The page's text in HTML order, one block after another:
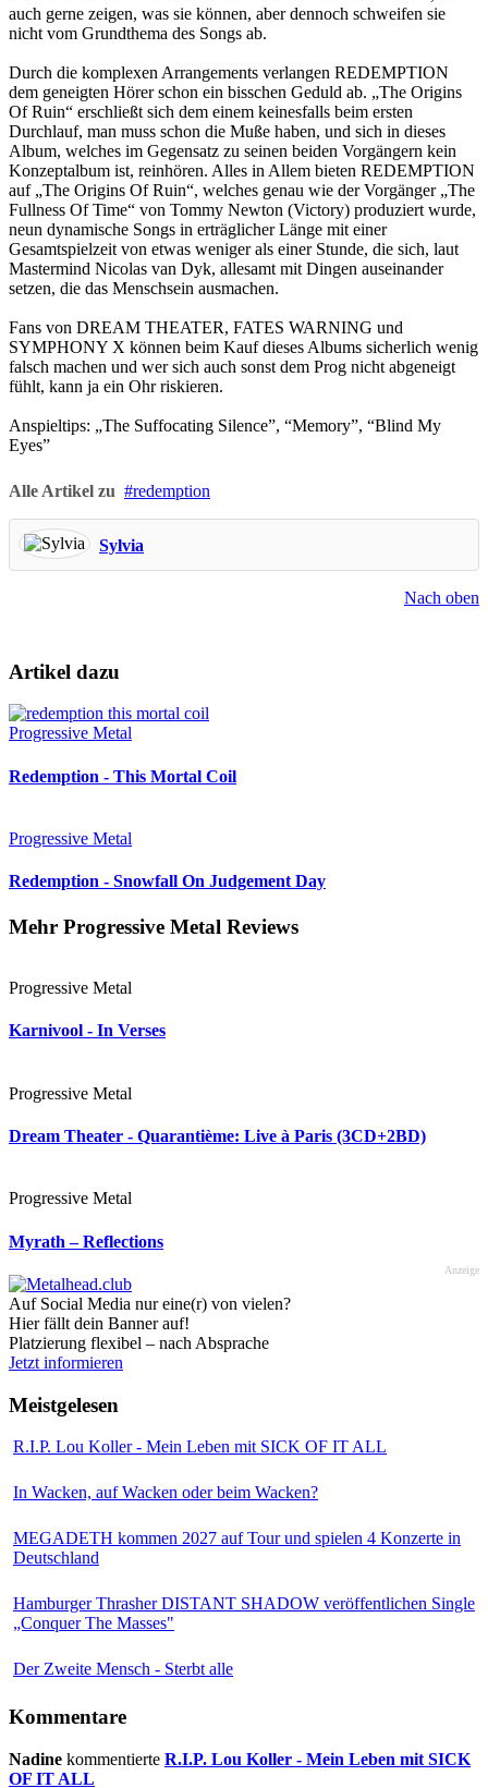
auch gerne zeigen, was sie können, aber dennoch schweifen sie
nicht vom Grundthema des Songs ab.
Durch die komplexen Arrangements verlangen REDEMPTION
dem geneigten Hörer schon ein bisschen Geduld ab. „The Origins
Of Ruin“ erschließt sich dem einem keinesfalls beim ersten
Durchlauf, man muss schon die Muße haben, und sich in dieses
Album, welches im Gegensatz zu seinen beiden Vorgängern kein
Konzeptalbum ist, reinhören. Alles in Allem bieten REDEMPTION
auf „The Origins Of Ruin“, welches genau wie der Vorgänger „The
Fullness Of Time“ von Tommy Newton (Victory) produziert wurde,
neun dynamische Songs in erträglicher Länge mit einer
Gesamtspielzeit von etwas weniger als einer Stunde, die sich, laut
Mastermind Nicolas van Dyk, allesamt mit Dingen auseinander
setzen, die das Menschsein ausmachen.
Fans von DREAM THEATER, FATES WARNING und
SYMPHONY X können beim Kauf dieses Albums sicherlich wenig
falsch machen und wer sich auch sonst dem Prog nicht abgeneigt
fühlt, kann ja ein Ohr riskieren.
Anspieltips: „The Suffocating Silence”, “Memory”, “Blind My
Eyes”
Alle Artikel zu redemption
Sylvia
Nach oben
Artikel dazu
Progressive Metal
Redemption - This Mortal Coil
Progressive Metal
Redemption - Snowfall On Judgement Day
Mehr Progressive Metal Reviews
Progressive Metal
Karnivool - In Verses
Progressive Metal
Dream Theater - Quarantième: Live à Paris (3CD+2BD)
Progressive Metal
Myrath – Reflections
Anzeige
Auf Social Media nur eine(r) von vielen?
Hier fällt dein Banner auf!
Platzierung flexibel – nach Absprache
Jetzt informieren
Meistgelesen
R.I.P. Lou Koller - Mein Leben mit SICK OF IT ALL
In Wacken, auf Wacken oder beim Wacken?
MEGADETH kommen 2027 auf Tour und spielen 4 Konzerte in
Deutschland
Hamburger Thrasher DISTANT SHADOW veröffentlichen Single
„Conquer The Masses"
Der Zweite Mensch - Sterbt alle
Kommentare
Nadine kommentierte R.I.P. Lou Koller - Mein Leben mit SICK
OF IT ALL